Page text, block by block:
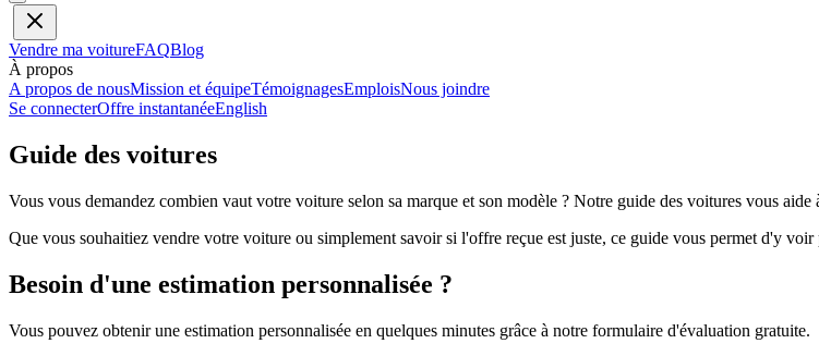
Vendre ma voitureFAQBlog
À propos
A propos de nousMission et équipeTémoignagesEmploisNous joindre
Se connecterOffre instantanéeEnglish
Guide des voitures
Vous vous demandez combien vaut votre voiture selon sa marque et son modèle ? Notre guide des voitures vous
Que vous souhaitiez vendre votre voiture ou simplement savoir si l'offre reçue est juste, ce guide vous permet d'y
Besoin d'une estimation personnalisée ?
Vous pouvez obtenir une estimation personnalisée en quelques minutes grâce à notre formulaire d'évaluation gratuite.